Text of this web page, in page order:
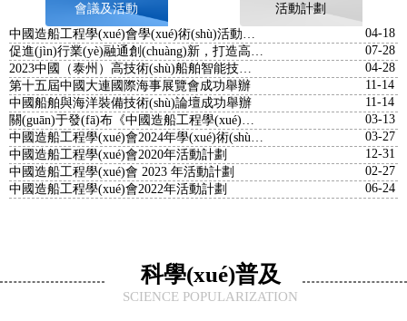
會議及活動
活動計劃
04-18
07-28
04-28
第十五屆中國大連國際海事展覽會成功舉辦
11-14
中國船舶與海洋裝備技術(shù)論壇成功舉辦
11-14
03-13
03-27
中國造船工程學(xué)會2020年活動計劃
12-31
中國造船工程學(xué)會 2023 年活動計劃
02-27
中國造船工程學(xué)會2022年活動計劃
06-24
科學(xué)普及
SCIENCE POPULARIZATION